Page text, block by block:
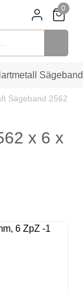
0
Sägeband
Sägeband 2562
x 6 x